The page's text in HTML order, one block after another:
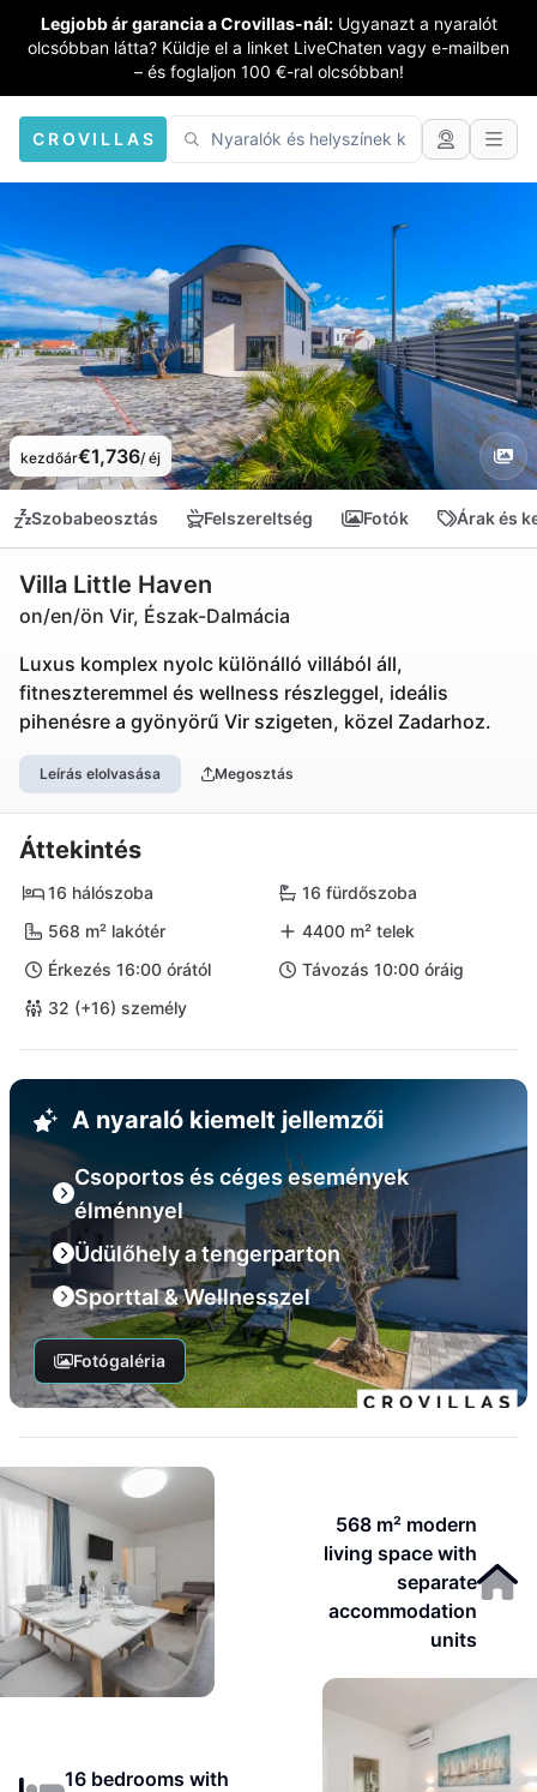
Legjobb ár garancia a Crovillas-nál: Ugyanazt a nyaralót
olcsóbban látta? Küldje el a linket LiveChaten vagy e-mailben
– és foglaljon 100 €-ral olcsóbban!
CROVILLAS
kezdőár€1,736/ éj
Szobabeosztás Felszereltség Fotók Árak és
Villa Little Haven
on/en/ön Vir, Észak-Dalmácia
Luxus komplex nyolc különálló villából áll,
fitneszteremmel és wellness részleggel, ideális
pihenésre a gyönyörű Vir szigeten, közel Zadarhoz.
Leírás elolvasása Megosztás
Áttekintés
16 hálószoba
16 fürdőszoba
568 m² lakótér
4400 m² telek
Érkezés 16:00 órától
Távozás 10:00 óráig
32 (+16) személy
A nyaraló kiemelt jellemzői
Csoportos és céges események
élménnyel
Üdülőhely a tengerparton
Sporttal & Wellnesszel
Fotógaléria
568 m² modern
living space with
separate
accommodation
units
16 bedrooms with